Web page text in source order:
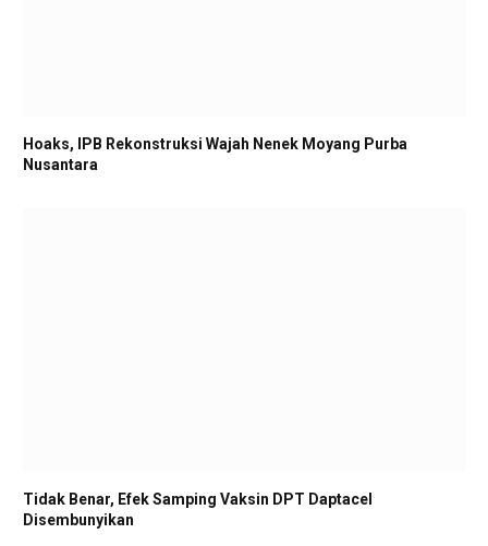
Hoaks, IPB Rekonstruksi Wajah Nenek Moyang Purba
Nusantara
Tidak Benar, Efek Samping Vaksin DPT Daptacel
Disembunyikan